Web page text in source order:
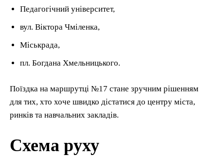
Педагогічний університет,
вул. Віктора Чміленка,
Міськрада,
пл. Богдана Хмельницького.
Поїздка на маршрутці №17 стане зручним рішенням
для тих, хто хоче швидко дістатися до центру міста,
ринків та навчальних закладів.
Схема руху